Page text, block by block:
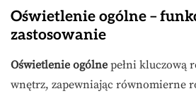
Oświetlenie ogólne –
zastosowanie
Oświetlenie ogólne pełni kluczową
wnętrz, zapewniając równomierne